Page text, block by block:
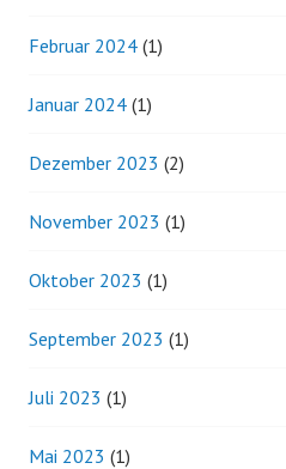
Februar 2024 (1)
Januar 2024 (1)
Dezember 2023 (2)
November 2023 (1)
Oktober 2023 (1)
September 2023 (1)
Juli 2023 (1)
Mai 2023 (1)